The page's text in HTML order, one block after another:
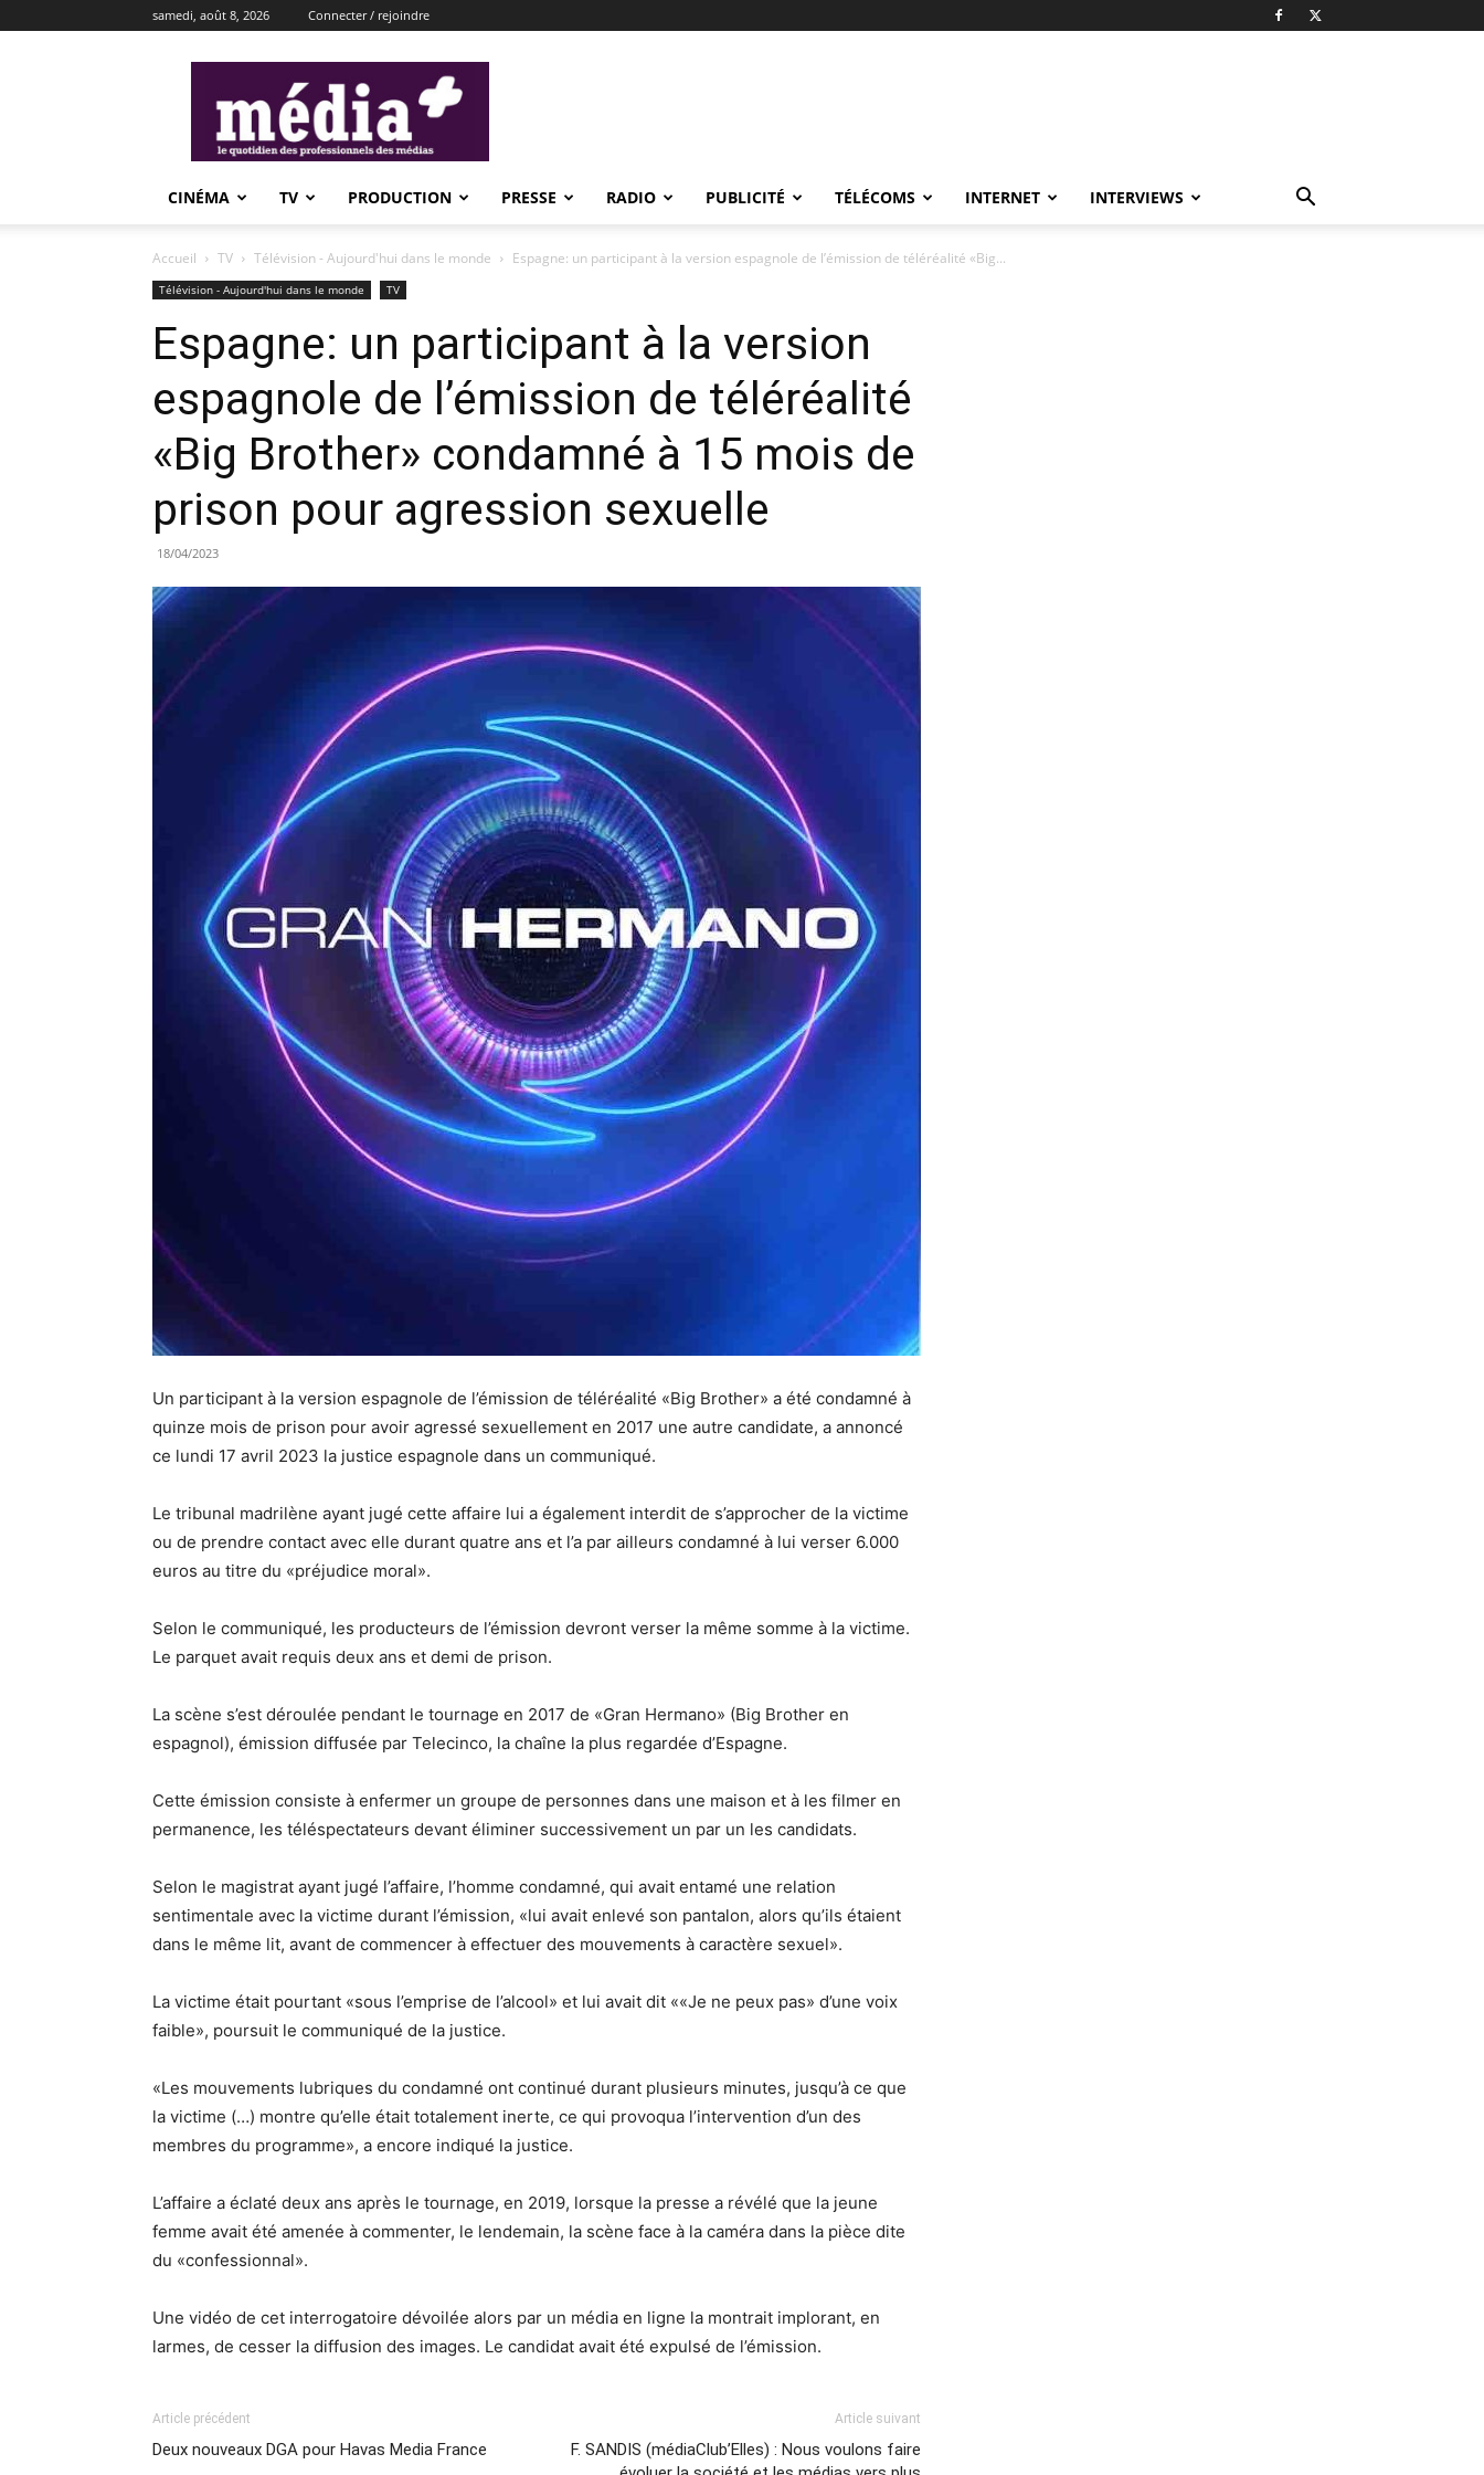
samedi, août 8, 2026 Connecter / rejoindre
CINÉMA TV PRODUCTION PRESSE RADIO PUBLICITÉ TÉLÉCOMS INTERNET INTERVIEWS
Accueil TV Télévision - Aujourd'hui dans le monde Espagne: un participant à la version espagnole de l’émission de téléréalité «Big...
Télévision - Aujourd'hui dans le monde TV
Espagne: un participant à la version
espagnole de l’émission de téléréalité
«Big Brother» condamné à 15 mois de
prison pour agression sexuelle
18/04/2023
Un participant à la version espagnole de l’émission de téléréalité «Big Brother» a été condamné à
quinze mois de prison pour avoir agressé sexuellement en 2017 une autre candidate, a annoncé
ce lundi 17 avril 2023 la justice espagnole dans un communiqué.
Le tribunal madrilène ayant jugé cette affaire lui a également interdit de s’approcher de la victime
ou de prendre contact avec elle durant quatre ans et l’a par ailleurs condamné à lui verser 6.000
euros au titre du «préjudice moral».
Selon le communiqué, les producteurs de l’émission devront verser la même somme à la victime.
Le parquet avait requis deux ans et demi de prison.
La scène s’est déroulée pendant le tournage en 2017 de «Gran Hermano» (Big Brother en
espagnol), émission diffusée par Telecinco, la chaîne la plus regardée d’Espagne.
Cette émission consiste à enfermer un groupe de personnes dans une maison et à les filmer en
permanence, les téléspectateurs devant éliminer successivement un par un les candidats.
Selon le magistrat ayant jugé l’affaire, l’homme condamné, qui avait entamé une relation
sentimentale avec la victime durant l’émission, «lui avait enlevé son pantalon, alors qu’ils étaient
dans le même lit, avant de commencer à effectuer des mouvements à caractère sexuel».
La victime était pourtant «sous l’emprise de l’alcool» et lui avait dit ««Je ne peux pas» d’une voix
faible», poursuit le communiqué de la justice.
«Les mouvements lubriques du condamné ont continué durant plusieurs minutes, jusqu’à ce que
la victime (…) montre qu’elle était totalement inerte, ce qui provoqua l’intervention d’un des
membres du programme», a encore indiqué la justice.
L’affaire a éclaté deux ans après le tournage, en 2019, lorsque la presse a révélé que la jeune
femme avait été amenée à commenter, le lendemain, la scène face à la caméra dans la pièce dite
du «confessionnal».
Une vidéo de cet interrogatoire dévoilée alors par un média en ligne la montrait implorant, en
larmes, de cesser la diffusion des images. Le candidat avait été expulsé de l’émission.
Article précédent
Deux nouveaux DGA pour Havas Media France
Article suivant
F. SANDIS (médiaClub’Elles) : Nous voulons faire